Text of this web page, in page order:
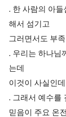
. 한 사람의 아
해서 섬기고
그러면서도 부
. 우리는 하나님
는데
이것이 사실인
. 그래서 예수를
믿음이 주요 온